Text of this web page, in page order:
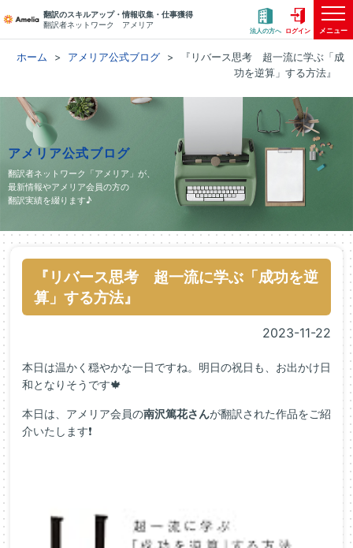
翻訳のスキルアップ・情報収集・仕事獲得
翻訳者ネットワーク アメリア
法人の方へ ログイン メニュー
ホーム アメリア公式ブログ
『リバース思考 超一流に学ぶ「成
功を逆算」する方法』
アメリア公式ブログ
翻訳者ネットワーク「アメリア」が、
最新情報やアメリア会員の方の
翻訳実績を綴ります♪
『リバース思考 超一流に学ぶ「成功を逆
算」する方法』
2023-11-22
本日は温かく穏やかな一日ですね。明日の祝日も、お出かけ日
和となりそうです🍁
本日は、アメリア会員の南沢篤花さんが翻訳された作品をご紹
介いたします❗